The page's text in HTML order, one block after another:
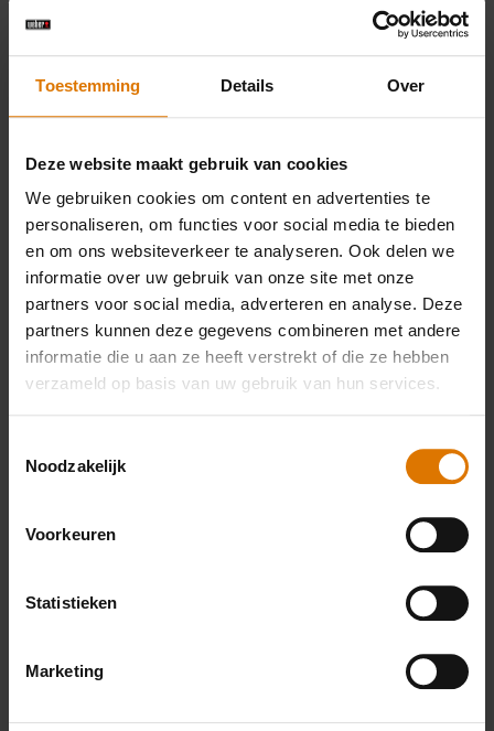
Toestemming Details Over
Deze website maakt gebruik van cookies
We gebruiken cookies om content en advertenties te
personaliseren, om functies voor social media te bieden
en om ons websiteverkeer te analyseren. Ook delen we
informatie over uw gebruik van onze site met onze
partners voor social media, adverteren en analyse. Deze
partners kunnen deze gegevens combineren met andere
informatie die u aan ze heeft verstrekt of die ze hebben
verzameld op basis van uw gebruik van hun services.
Noodzakelijk
Voorkeuren
Statistieken
Marketing
250 g dunne sperziebonen
1 eetlepel olijfolie
2 teentjes knoflook, in dunne plakjes
1 eetlepel gehakte peterselie
Zeezout en zwarte peper